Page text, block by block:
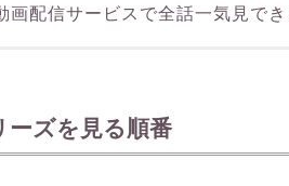
画配信サービスで全話一気見でき
ーズを見る順番